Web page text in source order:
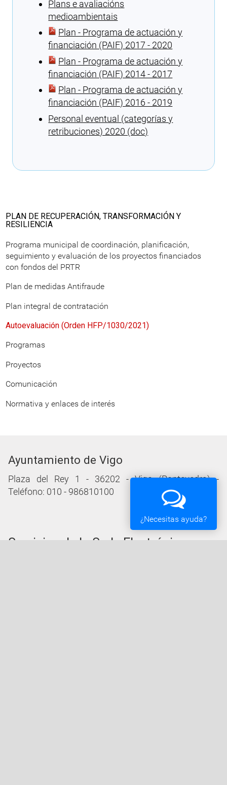
Plans e avaliacións
medioambientais
Plan - Programa de actuación y
financiación (PAIF) 2017 - 2020
Plan - Programa de actuación y
financiación (PAIF) 2014 - 2017
Plan - Programa de actuación y
financiación (PAIF) 2016 - 2019
Personal eventual (categorías y
retribuciones) 2020 (doc)
PLAN DE RECUPERACIÓN, TRANSFORMACIÓN Y
RESILIENCIA
Programa municipal de coordinación, planificación,
seguimiento y evaluación de los proyectos financiados
con fondos del PRTR
Plan de medidas Antifraude
Plan integral de contratación
Autoevaluación (Orden HFP/1030/2021)
Programas
Proyectos
Comunicación
Normativa y enlaces de interés
Ayuntamiento de Vigo
Plaza del Rey 1 - 36202 - Vigo (Pontevedra) -
Teléfono: 010 - 986810100
Servicios de la Sede Electrónica
¿Necesitas ayuda?